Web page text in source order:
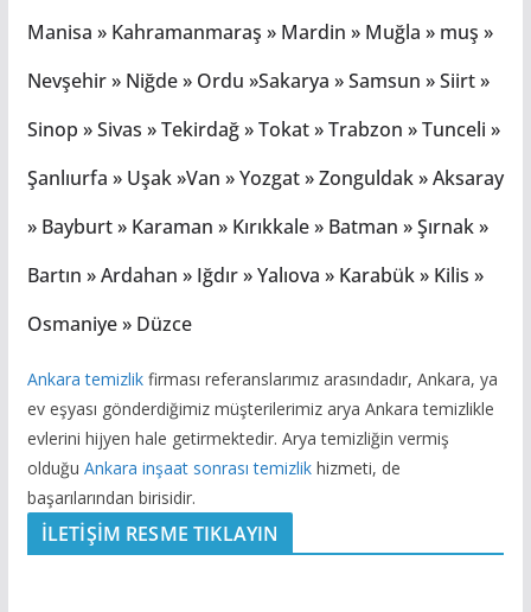
Manisa » Kahramanmaraş » Mardin » Muğla » muş »
Nevşehir » Niğde » Ordu »Sakarya » Samsun » Siirt »
Sinop » Sivas » Tekirdağ » Tokat » Trabzon » Tunceli »
Şanlıurfa » Uşak »Van » Yozgat » Zonguldak » Aksaray
» Bayburt » Karaman » Kırıkkale » Batman » Şırnak »
Bartın » Ardahan » Iğdır » Yalıova » Karabük » Kilis »
Osmaniye » Düzce
Ankara temizlikfirması referanslarımız arasındadır, Ankara, ya
ev eşyası gönderdiğimiz müşterilerimiz arya Ankara temizlikle
evlerini hijyen hale getirmektedir. Arya temizliğin vermiş
olduğu Ankara inşaat sonrası temizlikhizmeti, de
başarılarından birisidir.
İLETİŞİM RESME TIKLAYIN